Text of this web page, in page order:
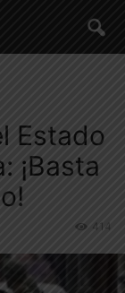
Estado
¡Basta
414